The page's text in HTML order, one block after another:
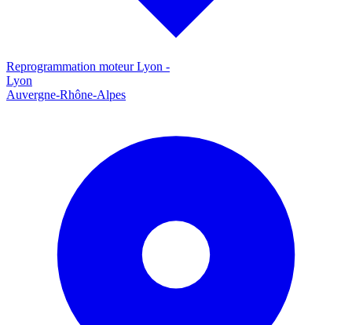
Reprogrammation moteurLyon -
Lyon
Auvergne-Rhône-Alpes